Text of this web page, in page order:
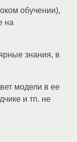
обучении),
на
знания, в
модели в ее
и тп. не